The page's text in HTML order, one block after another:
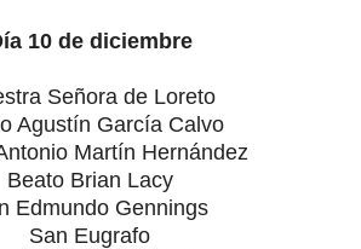
10 de diciembre
Señora de Loreto
Agustín García Calvo
Martín Hernández
Beato Brian Lacy
Edmundo Gennings
San Eugrafo